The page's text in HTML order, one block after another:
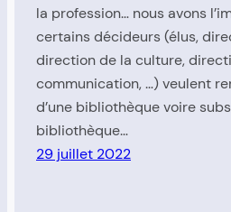
la profession… nous avons
certains décideurs (élus,
direction de la culture,
communication, …) veulent
d’une bibliothèque voire
bibliothèque…
29 juillet 2022